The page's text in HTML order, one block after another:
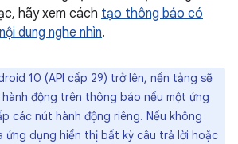
hãy xem cách tạo thông báo có
dung nghe nhìn.
10 (API cấp 29) trở lên, nền tảng sẽ
động trên thông báo nếu một ứng
các nút hành động riêng. Nếu không
ứng dụng hiển thị bất kỳ câu trả lời hoặc